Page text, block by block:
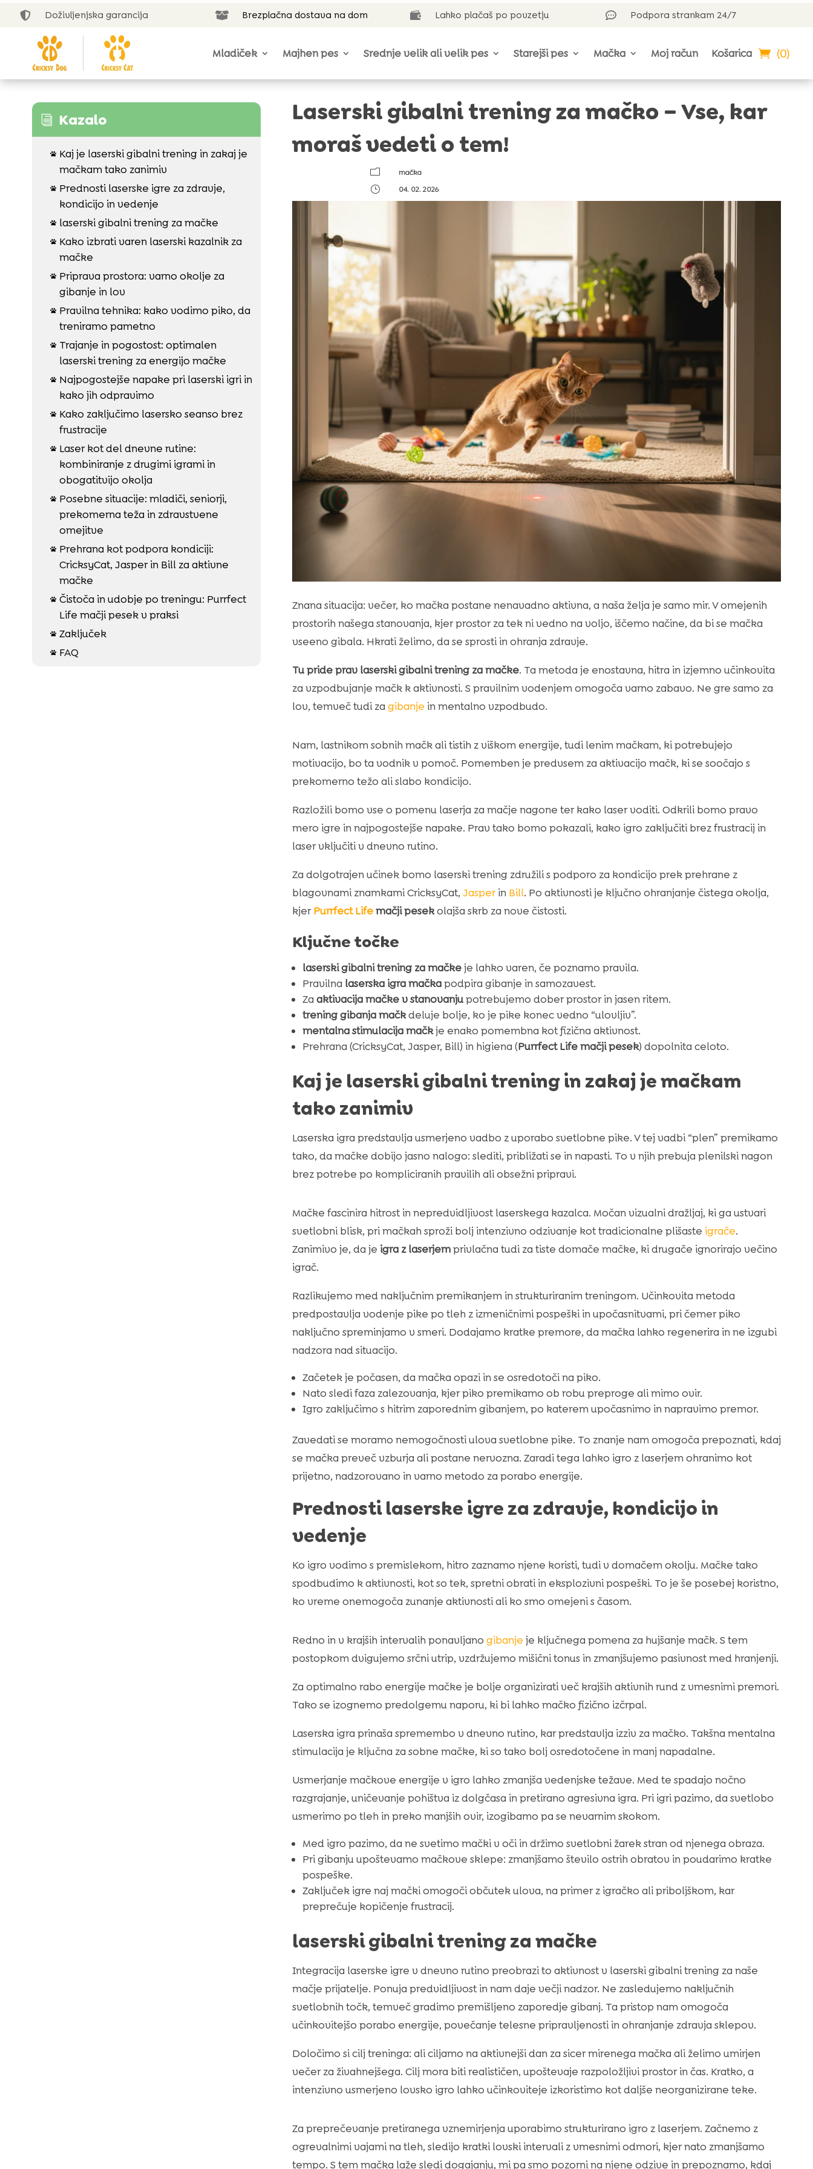
 Doživljenjska garancija  Brezplačna dostava na dom  Lahko plačaš po povzetju  Podpora strankam 24/7
Mladiček Majhen pes Srednje velik ali velik pes Starejši pes Mačka Moj račun Košarica (0)
i Kazalo

Kaj je laserski gibalni trening in zakaj je
mačkam tako zanimiv

Prednosti laserske igre za zdravje,
kondicijo in vedenje
 laserski gibalni trening za mačke

Kako izbrati varen laserski kazalnik za
mačke

Priprava prostora: varno okolje za
gibanje in lov

Pravilna tehnika: kako vodimo piko, da
treniramo pametno

Trajanje in pogostost: optimalen
laserski trening za energijo mačke

Najpogostejše napake pri laserski igri in
kako jih odpravimo

Kako zaključimo lasersko seanso brez
frustracije

Laser kot del dnevne rutine:
kombiniranje z drugimi igrami in
obogatitvijo okolja

Posebne situacije: mladiči, seniorji,
prekomerna teža in zdravstvene
omejitve

Prehrana kot podpora kondiciji:
CricksyCat, Jasper in Bill za aktivne
mačke
 Čistoča in udobje po treningu: Purrfect
Life mačji pesek v praksi
 Zaključek
 FAQ
Laserski gibalni trening za mačko – Vse, kar
moraš vedeti o tem!
m
mačka
}
04. 02. 2026
Znana situacija: večer, ko mačka postane nenavadno aktivna, a naša želja je samo mir. V omejenih
prostorih našega stanovanja, kjer prostor za tek ni vedno na voljo, iščemo načine, da bi se mačka
vseeno gibala. Hkrati želimo, da se sprosti in ohranja zdravje.
Tu pride prav laserski gibalni trening za mačke. Ta metoda je enostavna, hitra in izjemno učinkovita
za vzpodbujanje mačk k aktivnosti. S pravilnim vodenjem omogoča varno zabavo. Ne gre samo za
lov, temveč tudi za gibanje in mentalno vzpodbudo.
Nam, lastnikom sobnih mačk ali tistih z viškom energije, tudi lenim mačkam, ki potrebujejo
motivacijo, bo ta vodnik v pomoč. Pomemben je predvsem za aktivacijo mačk, ki se soočajo s
prekomerno težo ali slabo kondicijo.
Razložili bomo vse o pomenu laserja za mačje nagone ter kako laser voditi. Odkrili bomo pravo
mero igre in najpogostejše napake. Prav tako bomo pokazali, kako igro zaključiti brez frustracij in
laser vključiti v dnevno rutino.
Za dolgotrajen učinek bomo laserski trening združili s podporo za kondicijo prek prehrane z
blagovnami znamkami CricksyCat, Jasperin Bill. Po aktivnosti je ključno ohranjanje čistega okolja,
kjerPurrfect Lifemačji pesekolajša skrb za nove čistosti.
Ključne točke
laserski gibalni trening za mačkeje lahko varen, če poznamo pravila.
Pravilna laserska igra mačkapodpira gibanje in samozavest.
Za aktivacija mačke v stanovanjupotrebujemo dober prostor in jasen ritem.
trening gibanja mačkdeluje bolje, ko je pike konec vedno “ulovljiv”.
mentalna stimulacija mačkje enako pomembna kot fizična aktivnost.
Prehrana (CricksyCat, Jasper, Bill) in higiena (Purrfect Life mačji pesek) dopolnita celoto.
Kaj je laserski gibalni trening in zakaj je mačkam
tako zanimiv
Laserska igra predstavlja usmerjeno vadbo z uporabo svetlobne pike. V tej vadbi “plen” premikamo
tako, da mačke dobijo jasno nalogo: slediti, približati se in napasti. To v njih prebuja plenilski nagon
brez potrebe po kompliciranih pravilih ali obsežni pripravi.
Mačke fascinira hitrost in nepredvidljivost laserskega kazalca. Močan vizualni dražljaj, ki ga ustvari
svetlobni blisk, pri mačkah sproži bolj intenzivno odzivanje kot tradicionalne plišaste igrače.
Zanimivo je, da je igra z laserjemprivlačna tudi za tiste domače mačke, ki drugače ignorirajo večino
igrač.
Razlikujemo med naključnim premikanjem in strukturiranim treningom. Učinkovita metoda
predpostavlja vodenje pike po tleh z izmeničnimi pospeški in upočasnitvami, pri čemer piko
naključno spreminjamo v smeri. Dodajamo kratke premore, da mačka lahko regenerira in ne izgubi
nadzora nad situacijo.
Začetek je počasen, da mačka opazi in se osredotoči na piko.
Nato sledi faza zalezovanja, kjer piko premikamo ob robu preproge ali mimo ovir.
Igro zaključimo s hitrim zaporednim gibanjem, po katerem upočasnimo in napravimo premor.
Zavedati se moramo nemogočnosti ulova svetlobne pike. To znanje nam omogoča prepoznati, kdaj
se mačka preveč vzburja ali postane nervozna. Zaradi tega lahko igro z laserjem ohranimo kot
prijetno, nadzorovano in varno metodo za porabo energije.
Prednosti laserske igre za zdravje, kondicijo in
vedenje
Ko igro vodimo s premislekom, hitro zaznamo njene koristi, tudi v domačem okolju. Mačke tako
spodbudimo k aktivnosti, kot so tek, spretni obrati in eksplozivni pospeški. To je še posebej koristno,
ko vreme onemogoča zunanje aktivnosti ali ko smo omejeni s časom.
Redno in v krajših intervalih ponavljano gibanje je ključnega pomena za hujšanje mačk. S tem
postopkom dvigujemo srčni utrip, vzdržujemo mišični tonus in zmanjšujemo pasivnost med hranjenji.
Za optimalno rabo energije mačke je bolje organizirati več krajših aktivnih rund z vmesnimi premori.
Tako se izognemo predolgemu naporu, ki bi lahko mačko fizično izčrpal.
Laserska igra prinaša spremembo v dnevno rutino, kar predstavlja izziv za mačko. Takšna mentalna
stimulacija je ključna za sobne mačke, ki so tako bolj osredotočene in manj napadalne.
Usmerjanje mačkove energije v igro lahko zmanjša vedenjske težave. Med te spadajo nočno
razgrajanje, uničevanje pohištva iz dolgčasa in pretirano agresivna igra. Pri igri pazimo, da svetlobo
usmerimo po tleh in preko manjših ovir, izogibamo pa se nevarnim skokom.
Med igro pazimo, da ne svetimo mački v oči in držimo svetlobni žarek stran od njenega obraza.
Pri gibanju upoštevamo mačkove sklepe: zmanjšamo število ostrih obratov in poudarimo kratke
pospeške.
Zaključek igre naj mački omogoči občutek ulova, na primer z igračko ali priboljškom, kar
preprečuje kopičenje frustracij.
laserski gibalni trening za mačke
Integracija laserske igre v dnevno rutino preobrazi to aktivnost v laserski gibalni trening za naše
mačje prijatelje. Ponuja predvidljivost in nam daje večji nadzor. Ne zasledujemo naključnih
svetlobnih točk, temveč gradimo premišljeno zaporedje gibanj. Ta pristop nam omogoča
učinkovitejšo porabo energije, povečanje telesne pripravljenosti in ohranjanje zdravja sklepov.
Določimo si cilj treninga: ali ciljamo na aktivnejši dan za sicer mirenega mačka ali želimo umirjen
večer za živahnejšega. Cilj mora biti realističen, upoštevaje razpoložljivi prostor in čas. Kratko, a
intenzivno usmerjeno lovsko igro lahko učinkoviteje izkoristimo kot daljše neorganizirane teke.
Za preprečevanje pretiranega vznemirjenja uporabimo strukturirano igro z laserjem. Začnemo z
ogrevalnimi vajami na tleh, sledijo kratki lovski intervali z vmesnimi odmori, kjer nato zmanjšamo
tempo. S tem mačka laže sledi dogajanju, mi pa smo pozorni na njene odzive in prepoznamo, kdaj